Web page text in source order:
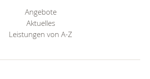
Angebote
Aktuelles
Leistungen von A-Z